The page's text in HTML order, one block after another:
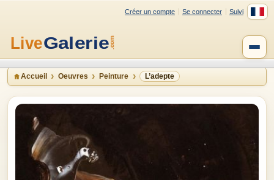
Créer un compte Se connecter Suivi
Accueil Oeuvres Peinture L’adepte